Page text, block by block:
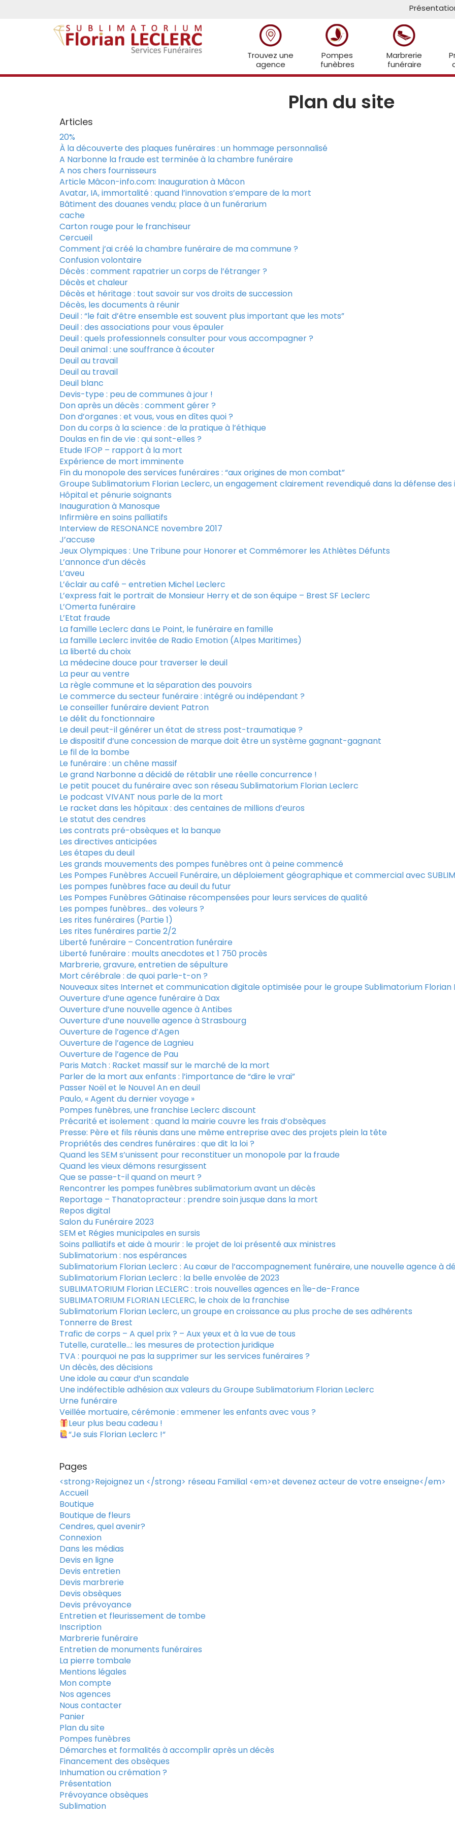
Trouvez une
agence
Pompes
funèbres
Marbrerie
funéraire
Plan du site
Articles
20%
À la découverte des plaques funéraires : un hommage personnalisé
A Narbonne la fraude est terminée à la chambre funéraire
A nos chers fournisseurs
Article Mâcon-info.com: Inauguration à Mâcon
Avatar, IA, immortalité : quand l’innovation s’empare de la mort
Bâtiment des douanes vendu; place à un funérarium
cache
Carton rouge pour le franchiseur
Cercueil
Comment j’ai créé la chambre funéraire de ma commune ?
Confusion volontaire
Décès : comment rapatrier un corps de l’étranger ?
Décès et chaleur
Décès et héritage : tout savoir sur vos droits de succession
Décès, les documents à réunir
Deuil : “le fait d’être ensemble est souvent plus important que les mots”
Deuil : des associations pour vous épauler
Deuil : quels professionnels consulter pour vous accompagner ?
Deuil animal : une souffrance à écouter
Deuil au travail
Deuil au travail
Deuil blanc
Devis-type : peu de communes à jour !
Don après un décès : comment gérer ?
Don d’organes : et vous, vous en dîtes quoi ?
Don du corps à la science : de la pratique à l’éthique
Doulas en fin de vie : qui sont-elles ?
Etude IFOP – rapport à la mort
Expérience de mort imminente
Fin du monopole des services funéraires : “aux origines de mon combat”
Groupe Sublimatorium Florian Leclerc, un engagement clairement revendiqué dans la défense
Hôpital et pénurie soignants
Inauguration à Manosque
Infirmière en soins palliatifs
Interview de RESONANCE novembre 2017
J’accuse
Jeux Olympiques : Une Tribune pour Honorer et Commémorer les Athlètes Défunts
L’annonce d’un décès
L’aveu
L’éclair au café – entretien Michel Leclerc
L’express fait le portrait de Monsieur Herry et de son équipe – Brest SF Leclerc
L’Omerta funéraire
L’Etat fraude
La famille Leclerc dans Le Point, le funéraire en famille
La famille Leclerc invitée de Radio Emotion (Alpes Maritimes)
La liberté du choix
La médecine douce pour traverser le deuil
La peur au ventre
La règle commune et la séparation des pouvoirs
Le commerce du secteur funéraire : intégré ou indépendant ?
Le conseiller funéraire devient Patron
Le délit du fonctionnaire
Le deuil peut-il générer un état de stress post-traumatique ?
Le dispositif d’une concession de marque doit être un système gagnant-gagnant
Le fil de la bombe
Le funéraire : un chêne massif
Le grand Narbonne a décidé de rétablir une réelle concurrence !
Le petit poucet du funéraire avec son réseau Sublimatorium Florian Leclerc
Le podcast VIVANT nous parle de la mort
Le racket dans les hôpitaux : des centaines de millions d’euros
Le statut des cendres
Les contrats pré-obsèques et la banque
Les directives anticipées
Les étapes du deuil
Les grands mouvements des pompes funèbres ont à peine commencé
Les Pompes Funèbres Accueil Funéraire, un déploiement géographique et commercial avec
Les pompes funèbres face au deuil du futur
Les Pompes Funèbres Gâtinaise récompensées pour leurs services de qualité
Les pompes funèbres… des voleurs ?
Les rites funéraires (Partie 1)
Les rites funéraires partie 2/2
Liberté funéraire – Concentration funéraire
Liberté funéraire : moults anecdotes et 1 750 procès
Marbrerie, gravure, entretien de sépulture
Mort cérébrale : de quoi parle-t-on ?
Nouveaux sites Internet et communication digitale optimisée pour le groupe Sublimatorium Florian
Ouverture d’une agence funéraire à Dax
Ouverture d’une nouvelle agence à Antibes
Ouverture d’une nouvelle agence à Strasbourg
Ouverture de l’agence d’Agen
Ouverture de l’agence de Lagnieu
Ouverture de l’agence de Pau
Paris Match : Racket massif sur le marché de la mort
Parler de la mort aux enfants : l’importance de “dire le vrai”
Passer Noël et le Nouvel An en deuil
Paulo, « Agent du dernier voyage »
Pompes funèbres, une franchise Leclerc discount
Précarité et isolement : quand la mairie couvre les frais d’obsèques
Presse: Père et fils réunis dans une même entreprise avec des projets plein la tête
Propriétés des cendres funéraires : que dit la loi ?
Quand les SEM s’unissent pour reconstituer un monopole par la fraude
Quand les vieux démons resurgissent
Que se passe-t-il quand on meurt ?
Rencontrer les pompes funèbres sublimatorium avant un décès
Reportage – Thanatopracteur : prendre soin jusque dans la mort
Repos digital
Salon du Funéraire 2023
SEM et Régies municipales en sursis
Soins palliatifs et aide à mourir : le projet de loi présenté aux ministres
Sublimatorium : nos espérances
Sublimatorium Florian Leclerc : Au cœur de l’accompagnement funéraire, une nouvelle agence à
Sublimatorium Florian Leclerc : la belle envolée de 2023
SUBLIMATORIUM Florian LECLERC : trois nouvelles agences en Île-de-France
SUBLIMATORIUM FLORIAN LECLERC, le choix de la franchise
Sublimatorium Florian Leclerc, un groupe en croissance au plus proche de ses adhérents
Tonnerre de Brest
Trafic de corps – A quel prix ? – Aux yeux et à la vue de tous
Tutelle, curatelle…: les mesures de protection juridique
TVA : pourquoi ne pas la supprimer sur les services funéraires ?
Un décès, des décisions
Une idole au cœur d’un scandale
Une indéfectible adhésion aux valeurs du Groupe Sublimatorium Florian Leclerc
Urne funéraire
Veillée mortuaire, cérémonie : emmener les enfants avec vous ?
Leur plus beau cadeau !
“Je suis Florian Leclerc !“
Pages
<strong>Rejoignez un </strong> réseau Familial <em>et devenez acteur de votre enseigne</em>
Accueil
Boutique
Boutique de fleurs
Cendres, quel avenir?
Connexion
Dans les médias
Devis en ligne
Devis entretien
Devis marbrerie
Devis obsèques
Devis prévoyance
Entretien et fleurissement de tombe
Inscription
Marbrerie funéraire
Entretien de monuments funéraires
La pierre tombale
Mentions légales
Mon compte
Nos agences
Nous contacter
Panier
Plan du site
Pompes funèbres
Démarches et formalités à accomplir après un décès
Financement des obsèques
Inhumation ou crémation ?
Présentation
Prévoyance obsèques
Sublimation